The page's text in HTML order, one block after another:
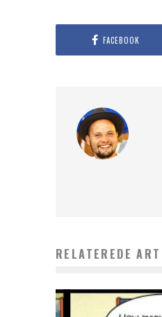
FACEBOOK
RELATEREDE